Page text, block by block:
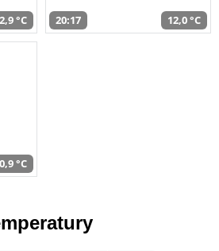
°C 20:17 12,0 °C
°C